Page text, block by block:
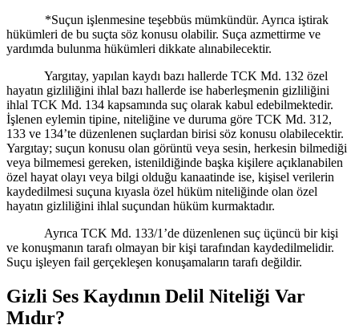
*Suçun işlenmesine teşebbüs mümkündür. Ayrıca iştirak
hükümleri de bu suçta söz konusu olabilir. Suça azmettirme ve
yardımda bulunma hükümleri dikkate alınabilecektir.
Yargıtay, yapılan kaydı bazı hallerde TCK Md. 132 özel
hayatın gizliliğini ihlal bazı hallerde ise haberleşmenin gizliliğini
ihlal TCK Md. 134 kapsamında suç olarak kabul edebilmektedir.
İşlenen eylemin tipine, niteliğine ve duruma göre TCK Md. 312,
133 ve 134’te düzenlenen suçlardan birisi söz konusu olabilecektir.
Yargıtay; suçun konusu olan görüntü veya sesin, herkesin bilmediği
veya bilmemesi gereken, istenildiğinde başka kişilere açıklanabilen
özel hayat olayı veya bilgi olduğu kanaatinde ise, kişisel verilerin
kaydedilmesi suçuna kıyasla özel hüküm niteliğinde olan özel
hayatın gizliliğini ihlal suçundan hüküm kurmaktadır.
Ayrıca TCK Md. 133/1’de düzenlenen suç üçüncü bir kişi
ve konuşmanın tarafı olmayan bir kişi tarafından kaydedilmelidir.
Suçu işleyen fail gerçekleşen konuşamaların tarafı değildir.
Gizli Ses Kaydının Delil Niteliği Var
Mıdır?